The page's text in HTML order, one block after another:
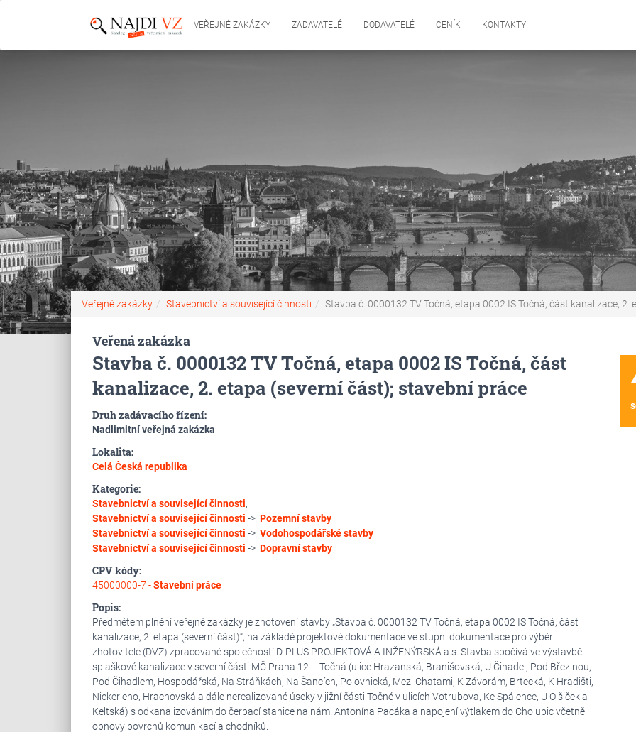
VEŘEJNÉ ZAKÁZKY ZADAVATELÉ DODAVATELÉ CENÍK KONTAKTY
Veřejné zakázky Stavebnictví a související činnosti Stavba č. 0000132 TV Točná, etapa 0002 IS Točná, část kanalizace,
Veřená zakázka
Stavba č. 0000132 TV Točná, etapa 0002 IS Točná, část
kanalizace, 2. etapa (severní část); stavební práce
Druh zadávacího řízení:
Nadlimitní veřejná zakázka
Lokalita:
Celá Česká republika
Kategorie:
Stavebnictví a související činnosti,
Stavebnictví a související činnosti -> Pozemní stavby
Stavebnictví a související činnosti -> Vodohospodářské stavby
Stavebnictví a související činnosti -> Dopravní stavby
CPV kódy:
45000000-7 -Stavební práce
Popis:
Předmětem plnění veřejné zakázky je zhotovení stavby „Stavba č. 0000132 TV Točná, etapa 0002 IS Točná, část
kanalizace, 2. etapa (severní část)“, na základě projektové dokumentace ve stupni dokumentace pro výběr
zhotovitele (DVZ) zpracované společností D-PLUS PROJEKTOVÁ A INŽENÝRSKÁ a.s. Stavba spočívá ve výstavbě
splaškové kanalizace v severní části MČ Praha 12 – Točná (ulice Hrazanská, Branišovská, U Čihadel, Pod Březinou,
Pod Čihadlem, Hospodářská, Na Stráňkách, Na Šancích, Polovnická, Mezi Chatami, K Závorám, Brtecká, K Hradišti,
Nickerleho, Hrachovská a dále nerealizované úseky v jižní části Točné v ulicích Votrubova, Ke Spálence, U Olšiček a
Keltská) s odkanalizováním do čerpací stanice na nám. Antonína Pacáka a napojení výtlakem do Cholupic včetně
obnovy povrchů komunikací a chodníků.